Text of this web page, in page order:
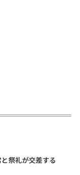
祭礼が交差する